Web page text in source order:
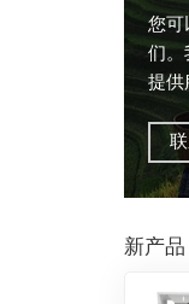
您
们
提
新产品